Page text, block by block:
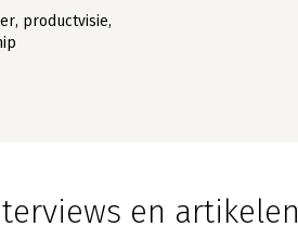
productvisie,
en artikelen